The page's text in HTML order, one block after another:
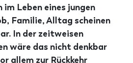
Leben eines jungen
Familie, Alltag scheinen
In der zeitweisen
wäre das nicht denkbar
allem zur Rückkehr